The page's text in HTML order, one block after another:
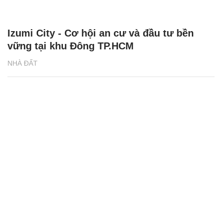
NHÀ ĐẤT
Izumi City - Cơ hội an cư và đầu tư bền
vững tại khu Đông TP.HCM